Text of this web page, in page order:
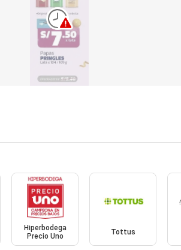
Hiperbodega
Precio Uno
Tottus